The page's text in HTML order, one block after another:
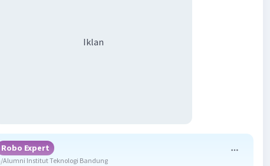
Iklan
Robo Expert
Alumni Institut Teknologi Bandung